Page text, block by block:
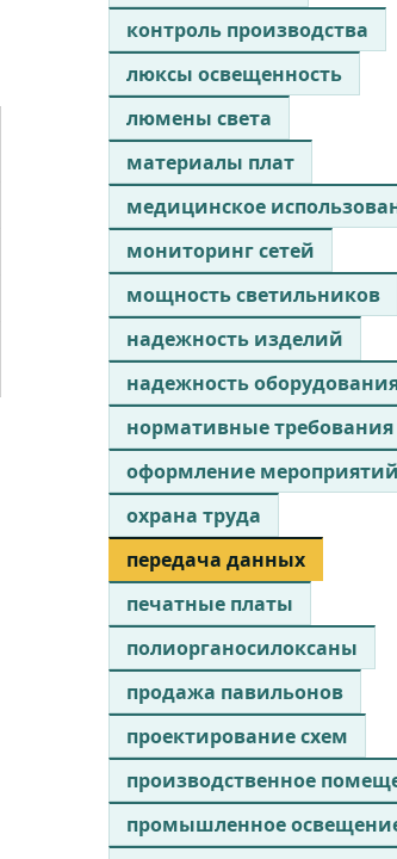
контроль производства
люксы освещенность
люмены света
материалы плат
медицинское
мониторинг сетей
мощность светильников
надежность изделий
надежность
нормативные требования
оформление мероприятий
охрана труда
передача данных
печатные платы
полиорганосилоксаны
продажа павильонов
проектирование схем
производственное
промышленное